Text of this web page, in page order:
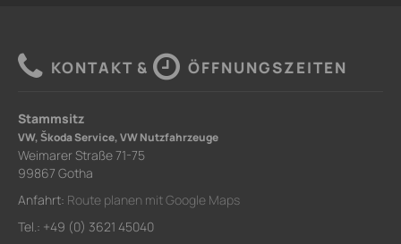
KONTAKT & ÖFFNUNGSZEITEN
Stammsitz
VW, Škoda Service, VW Nutzfahrzeuge
Weimarer Straße 71-75
99867 Gotha
Anfahrt: Route planen mit Google Maps
Tel.: +49 (0) 3621 45040